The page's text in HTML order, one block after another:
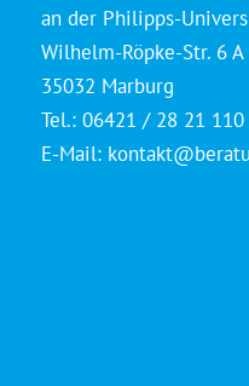
an der Philipps-
Wilhelm-Röpke-Str. 6 A
35032 Marburg
Tel.: 06421 / 28 21 110
E-Mail: